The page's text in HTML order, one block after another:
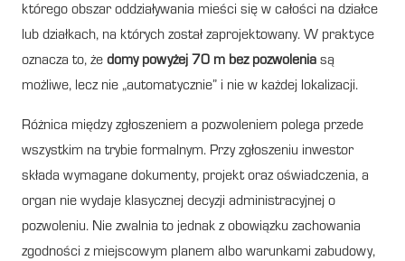
którego obszar oddziaływania mieści się w całości na działce
lub działkach, na których został zaprojektowany. W praktyce
oznacza to, że domy powyżej 70 m bez pozwolenia są
możliwe, lecz nie „automatycznie” i nie w każdej lokalizacji.
Różnica między zgłoszeniem a pozwoleniem polega przede
wszystkim na trybie formalnym. Przy zgłoszeniu inwestor
składa wymagane dokumenty, projekt oraz oświadczenia, a
organ nie wydaje klasycznej decyzji administracyjnej o
pozwoleniu. Nie zwalnia to jednak z obowiązku zachowania
zgodności z miejscowym planem albo warunkami zabudowy,